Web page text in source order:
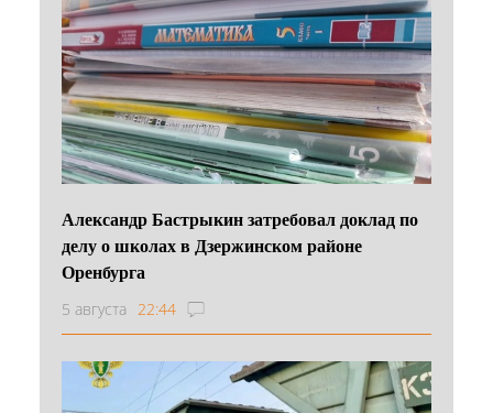
Александр Бастрыкин затребовал доклад по
делу о школах в Дзержинском районе
Оренбурга
5 августа 22:44